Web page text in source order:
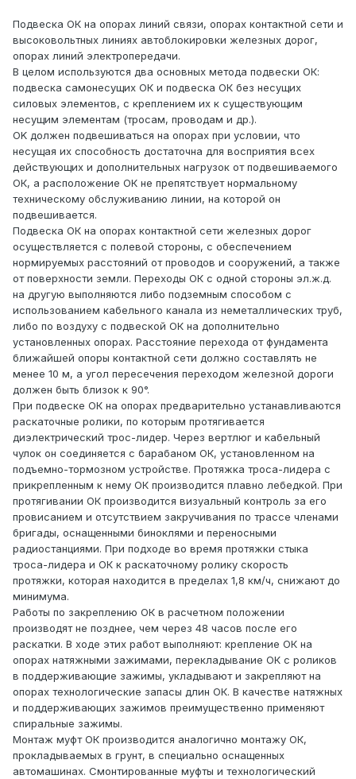
Подвеска ОК на опорах линий связи, опорах контактной сети и
высоковольтных линиях автоблокировки железных дорог,
опорах линий электропередачи.
В целом используются два основных метода подвески ОК:
подвеска самонесущих ОК и подвеска ОК без несущих
силовых элементов, с креплением их к существующим
несущим элементам (тросам, проводам и др.).
OK должен подвешиваться на опорах при условии, что
несущая их способность достаточна для восприятия всех
действующих и дополнительных нагрузок от подвешиваемого
ОК, а расположение ОК не препятствует нормальному
техническому обслуживанию линии, на которой он
подвешивается.
Подвеска ОК на опорах контактной сети железных дорог
осуществляется с полевой стороны, с обеспечением
нормируемых расстояний от проводов и сооружений, а также
от поверхности земли. Переходы ОК с одной стороны эл.ж.д.
на другую выполняются либо подземным способом с
использованием кабельного канала из неметаллических труб,
либо по воздуху с подвеской ОК на дополнительно
установленных опорах. Расстояние перехода от фундамента
ближайшей опоры контактной сети должно составлять не
менее 10 м, а угол пересечения переходом железной дороги
должен быть близок к 90°.
При подвеске ОК на опорах предварительно устанавливаются
раскаточные ролики, по которым протягивается
диэлектрический трос-лидер. Через вертлюг и кабельный
чулок он соединяется с барабаном ОК, установленном на
подъемно-тормозном устройстве. Протяжка троса-лидера с
прикрепленным к нему ОК производится плавно лебедкой. При
протягивании ОК производится визуальный контроль за его
провисанием и отсутствием закручивания по трассе членами
бригады, оснащенными биноклями и переносными
радиостанциями. При подходе во время протяжки стыка
троса-лидера и ОК к раскаточному ролику скорость
протяжки, которая находится в пределах 1,8 км/ч, снижают до
минимума.
Работы по закреплению ОК в расчетном положении
производят не позднее, чем через 48 часов после его
раскатки. В ходе этих работ выполняют: крепление ОК на
опорах натяжными зажимами, перекладывание ОК с роликов
в поддерживающие зажимы, укладывают и закрепляют на
опорах технологические запасы длин ОК. В качестве натяжных
и поддерживающих зажимов преимущественно применяют
спиральные зажимы.
Монтаж муфт ОК производится аналогично монтажу ОК,
прокладываемых в грунт, в специально оснащенных
автомашинах. Смонтированные муфты и технологический